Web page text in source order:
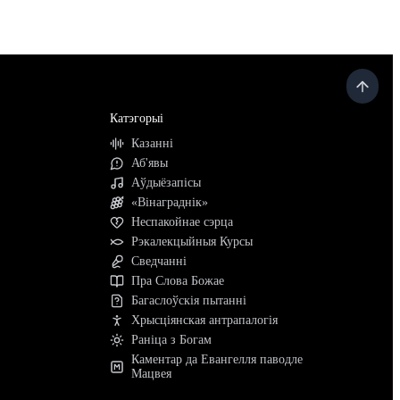
Катэгорыі
Казанні
Аб'явы
Аўдыёзапісы
«Вінаграднік»
Неспакойнае сэрца
Рэкалекцыйныя Курсы
Сведчанні
Пра Слова Божае
Багаслоўскія пытанні
Хрысціянская антрапалогія
Раніца з Богам
Каментар да Евангелля паводле
Мацвея